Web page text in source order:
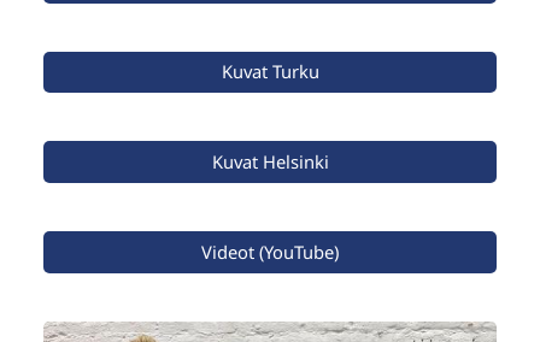
Kuvat Turku
Kuvat Helsinki
Videot (YouTube)